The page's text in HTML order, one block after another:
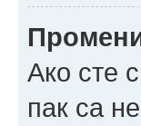
Ако сте
пак са